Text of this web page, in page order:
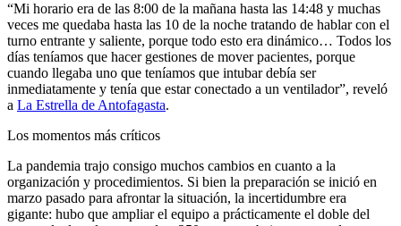
“Mi horario era de las 8:00 de la mañana hasta las 14:48 y muchas
veces me quedaba hasta las 10 de la noche tratando de hablar con el
turno entrante y saliente, porque todo esto era dinámico… Todos los
días teníamos que hacer gestiones de mover pacientes, porque
cuando llegaba uno que teníamos que intubar debía ser
inmediatamente y tenía que estar conectado a un ventilador”, reveló
a La Estrella de Antofagasta.
Los momentos más críticos
La pandemia trajo consigo muchos cambios en cuanto a la
organización y procedimientos. Si bien la preparación se inició en
marzo pasado para afrontar la situación, la incertidumbre era
gigante: hubo que ampliar el equipo a prácticamente el doble del